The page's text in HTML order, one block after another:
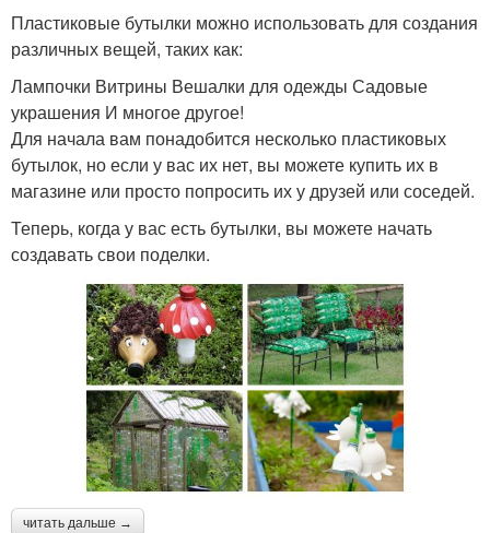
Пластиковые бутылки можно использовать для создания
различных вещей, таких как:
Лампочки Витрины Вешалки для одежды Садовые
украшения И многое другое!
Для начала вам понадобится несколько пластиковых
бутылок, но если у вас их нет, вы можете купить их в
магазине или просто попросить их у друзей или соседей.
Теперь, когда у вас есть бутылки, вы можете начать
создавать свои поделки.
читать дальше →